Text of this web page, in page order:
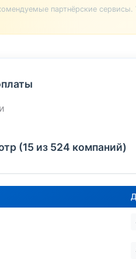
партнёрские
(15 из 524 компаний)